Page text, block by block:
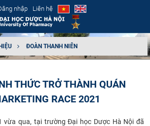
nhập Liên hệ
ĐOÀN THANH NIÊN
THỨC TRỞ THÀNH QUÁN
RACE 2021
vừa qua, tại trường Đại học Dược Hà Nội đã